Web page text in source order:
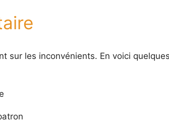
sur les inconvénients. En voici